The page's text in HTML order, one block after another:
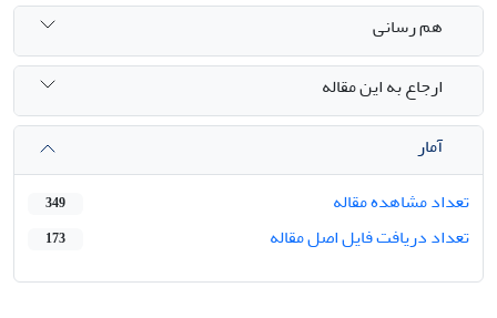
هم رسانی
ارجاع به این مقاله
آمار
تعداد مشاهده مقاله
349
تعداد دریافت فایل اصل مقاله 173